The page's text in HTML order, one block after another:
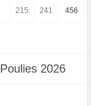
215 241 456
2026